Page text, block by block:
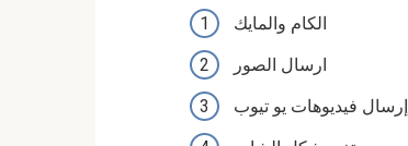
الكام والمايك
ارسال الصور
إرسال فيديوهات يو تيوب